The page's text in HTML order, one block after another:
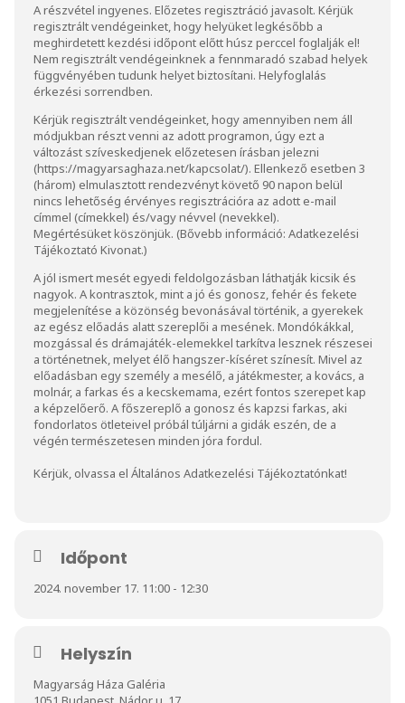
A részvétel ingyenes. Előzetes regisztráció javasolt. Kérjük
regisztrált vendégeinket, hogy helyüket legkésőbb a
meghirdetett kezdési időpont előtt húsz perccel foglalják el!
Nem regisztrált vendégeinknek a fennmaradó szabad helyek
függvényében tudunk helyet biztosítani. Helyfoglalás
érkezési sorrendben.
Kérjük regisztrált vendégeinket, hogy amennyiben nem áll
módjukban részt venni az adott programon, úgy ezt a
változást szíveskedjenek előzetesen írásban jelezni
(https://magyarsaghaza.net/kapcsolat/). Ellenkező esetben 3
(három) elmulasztott rendezvényt követő 90 napon belül
nincs lehetőség érvényes regisztrációra az adott e-mail
címmel (címekkel) és/vagy névvel (nevekkel).
Megértésüket köszönjük. (Bővebb információ: Adatkezelési
Tájékoztató Kivonat.)
A jól ismert mesét egyedi feldolgozásban láthatják kicsik és
nagyok. A kontrasztok, mint a jó és gonosz, fehér és fekete
megjelenítése a közönség bevonásával történik, a gyerekek
az egész előadás alatt szereplői a mesének. Mondókákkal,
mozgással és drámajáték-elemekkel tarkítva lesznek részesei
a történetnek, melyet élő hangszer-kíséret színesít. Mivel az
előadásban egy személy a mesélő, a játékmester, a kovács, a
molnár, a farkas és a kecskemama, ezért fontos szerepet kap
a képzelőerő. A főszereplő a gonosz és kapzsi farkas, aki
fondorlatos ötleteivel próbál túljárni a gidák eszén, de a
végén természetesen minden jóra fordul.
Kérjük, olvassa el Általános Adatkezelési Tájékoztatónkat!
Időpont
2024. november 17. 11:00 - 12:30
Helyszín
Magyarság Háza Galéria